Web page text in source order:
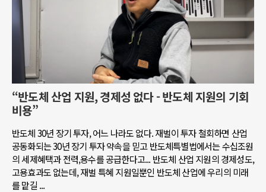
“반도체 산업 지원, 경제성 없다 - 반도체 지원의 기회
비용”
반도체 30년 장기 투자, 어느 나라도 없다. 재벌이 투자 철회하면 산업
공동화되는 30년 장기 투자 약속을 믿고 반도체특별법에서는 수십조원
의 세제혜택과 전력,용수를 공급한다고... 반도체 산업 지원의 경제성도,
고용효과도 없는데, 재벌 특혜 지원일뿐인 반도체 산업에 우리의 미래
를 맡길 ...